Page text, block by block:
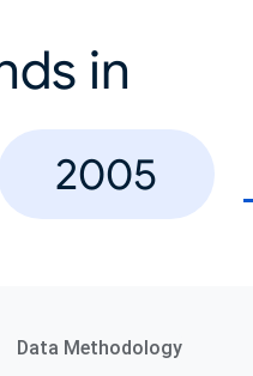
in
2005
Data Methodology